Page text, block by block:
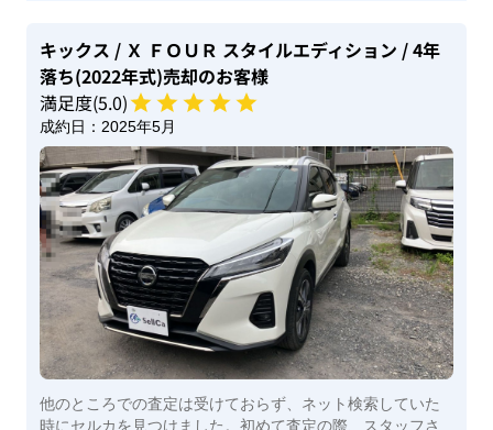
キックス / Ｘ ＦＯＵＲ スタイルエディション / 4年
落ち(2022年式)売却のお客様
満足度(5.0)
成約日： 2025年5月
他のところでの査定は受けておらず、ネット検索していた
時にセルカを見つけました。初めて査定の際、スタッフさ